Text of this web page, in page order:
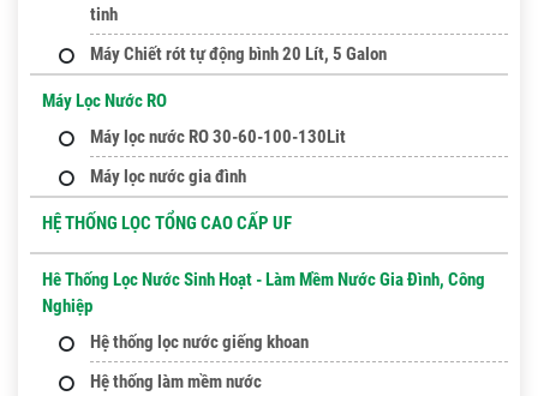
tinh
Máy Chiết rót tự động bình 20 Lít, 5 Galon
Máy Lọc Nước RO
Máy lọc nước RO 30-60-100-130Lit
Máy lọc nước gia đình
HỆ THỐNG LỌC TỔNG CAO CẤP UF
Hê Thống Lọc Nước Sinh Hoạt - Làm Mềm Nước Gia Đình, Công
Nghiệp
Hệ thống lọc nước giếng khoan
Hệ thống làm mềm nước